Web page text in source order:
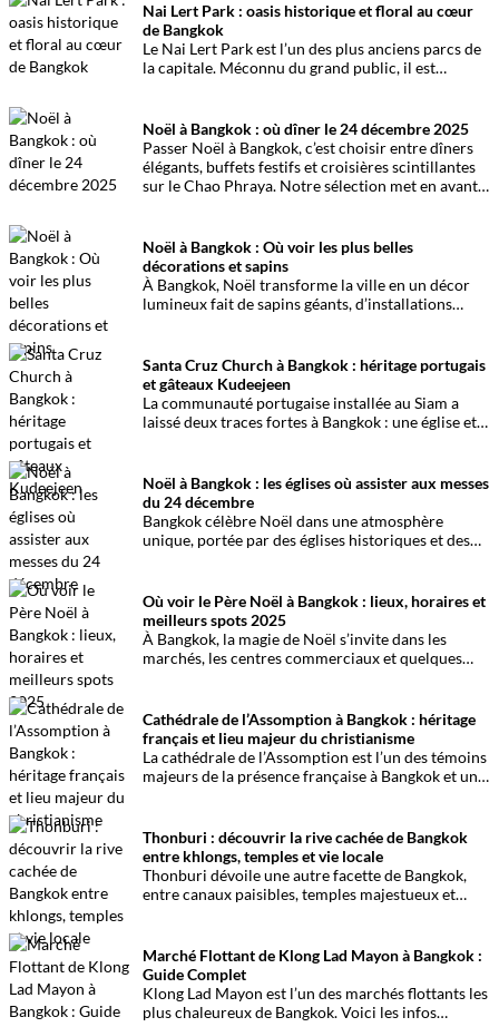
Nai Lert Park : oasis historique et floral au cœur
de Bangkok
Le Nai Lert Park est l’un des plus anciens parcs de
la capitale. Méconnu du grand public, il est
Noël à Bangkok : où dîner le 24 décembre 2025
Passer Noël à Bangkok, c’est choisir entre dîners
élégants, buffets festifs et croisières scintillantes
sur le Chao Phraya. Notre sélection met en avant
Noël à Bangkok : Où voir les plus belles
décorations et sapins
À Bangkok, Noël transforme la ville en un décor
lumineux fait de sapins géants, d’installations
l’ambiance festive.
Santa Cruz Church à Bangkok : héritage portugais
et gâteaux Kudeejeen
La communauté portugaise installée au Siam a
laissé deux traces fortes à Bangkok : une église et
Noël à Bangkok : les églises où assister aux messes
du 24 décembre
Bangkok célèbre Noël dans une atmosphère
unique, portée par des églises historiques et des
Où voir le Père Noël à Bangkok : lieux, horaires et
meilleurs spots 2025
À Bangkok, la magie de Noël s’invite dans les
marchés, les centres commerciaux et quelques
Cathédrale de l’Assomption à Bangkok : héritage
français et lieu majeur du christianisme
La cathédrale de l’Assomption est l’un des témoins
majeurs de la présence française à Bangkok et un
Thonburi : découvrir la rive cachée de Bangkok
entre khlongs, temples et vie locale
Thonburi dévoile une autre facette de Bangkok,
entre canaux paisibles, temples majestueux et
Phraya.
Marché Flottant de Klong Lad Mayon à Bangkok :
Guide Complet
Klong Lad Mayon est l’un des marchés flottants les
plus chaleureux de Bangkok. Voici les infos